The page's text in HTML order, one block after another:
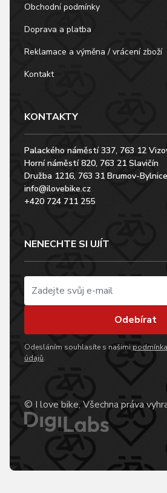
Obchodní podmínky
Doprava a platba
Reklamace a výměna / vrácení zboží
Kontakt
KONTAKTY
Palackého náměstí 337, 763 12
Horní náměstí 820, 763 21 Slavičín
Družba 1216, 763 31 Brumov-Bylnice
info@ilovebike.cz
+420 724 711 255
NENECHTE SI UJÍT
Odebírat
Odesláním souhlasíte s našimi
údajů.
© I love bike, Všechna práva